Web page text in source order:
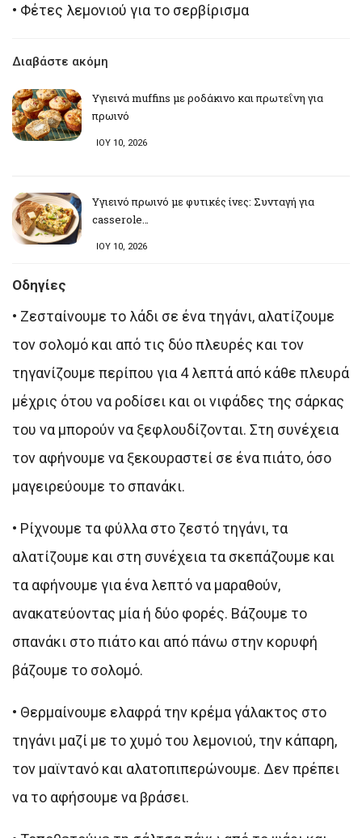
• Φέτες λεμονιού για το σερβίρισμα
Διαβάστε ακόμη
Υγιεινά muffins με ροδάκινο και πρωτεΐνη για
πρωινό
ΙΟΥ 10, 2026
Υγιεινό πρωινό με φυτικές ίνες: Συνταγή για
casserole…
ΙΟΥ 10, 2026
Οδηγίες
• Ζεσταίνουμε το λάδι σε ένα τηγάνι, αλατίζουμε
τον σολομό και από τις δύο πλευρές και τον
τηγανίζουμε περίπου για 4 λεπτά από κάθε πλευρά
μέχρις ότου να ροδίσει και οι νιφάδες της σάρκας
του να μπορούν να ξεφλουδίζονται. Στη συνέχεια
τον αφήνουμε να ξεκουραστεί σε ένα πιάτο, όσο
μαγειρεύουμε το σπανάκι.
• Ρίχνουμε τα φύλλα στο ζεστό τηγάνι, τα
αλατίζουμε και στη συνέχεια τα σκεπάζουμε και
τα αφήνουμε για ένα λεπτό να μαραθούν,
ανακατεύοντας μία ή δύο φορές. Βάζουμε το
σπανάκι στο πιάτο και από πάνω στην κορυφή
βάζουμε το σολομό.
• Θερμαίνουμε ελαφρά την κρέμα γάλακτος στο
τηγάνι μαζί με το χυμό του λεμονιού, την κάπαρη,
τον μαϊντανό και αλατοπιπερώνουμε. Δεν πρέπει
να το αφήσουμε να βράσει.